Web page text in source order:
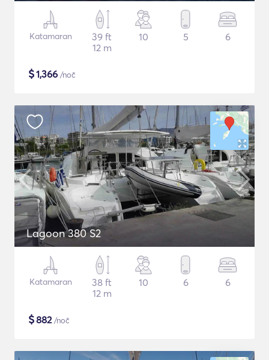
Katamaran
39 ft
12 m
10 5 6
$1,366 /noč
Lagoon 380 S2
Katamaran
38 ft
12 m
10 6 6
$882/noč